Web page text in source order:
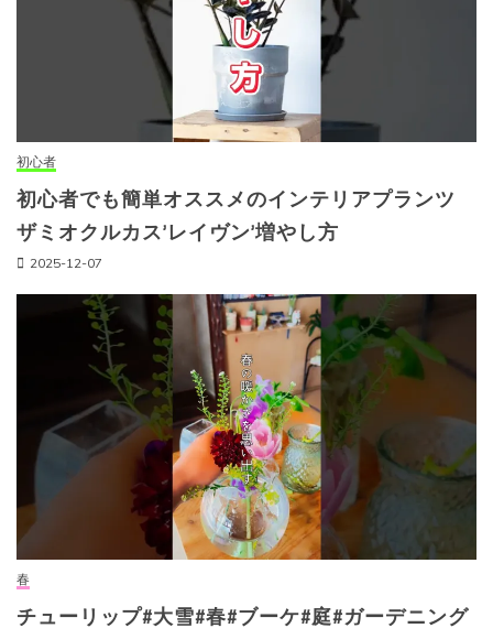
初心者
初心者でも簡単オススメのインテリアプランツ
ザミオクルカス’レイヴン’増やし方
2025-12-07
春
チューリップ#大雪#春#ブーケ#庭#ガーデニング